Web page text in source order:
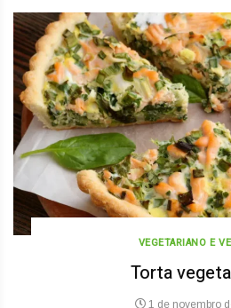
VEGETARIANO E
Torta
1 de novembro